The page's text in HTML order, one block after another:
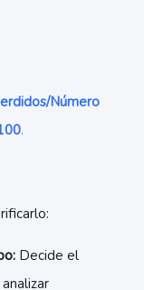
Número
.
Decide el